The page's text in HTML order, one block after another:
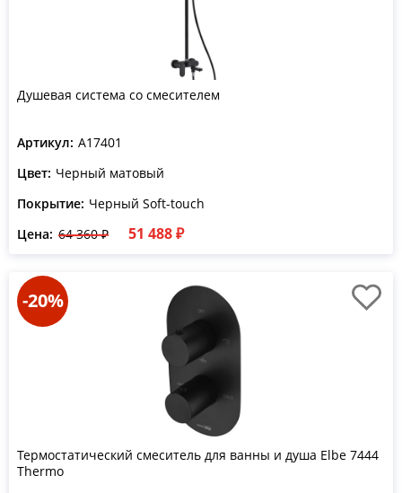
Душевая система со смесителем
Артикул: A17401
Цвет: Черный матовый
Покрытие: Черный Soft-touch
Цена: 64 360 ₽ 51 488 ₽
-20%
Термостатический смеситель для ванны и душа Elbe 7444
Thermo